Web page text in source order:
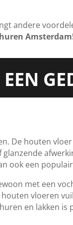
andere
De houten
ook een
met een
vloeren
en lakken